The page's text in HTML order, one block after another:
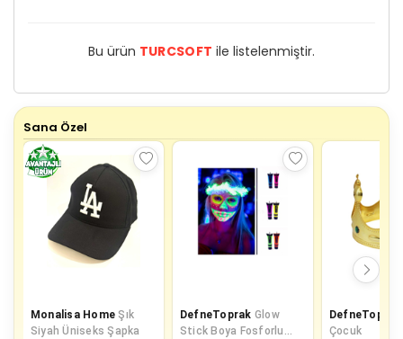
Bu ürün TURCSOFT ile listelenmiştir.
Sana Özel
Monalisa Home Şık
Siyah Üniseks Şapka
DefneToprak Glow
Stick Boya Fosforlu
DefneToprak
Çocuk